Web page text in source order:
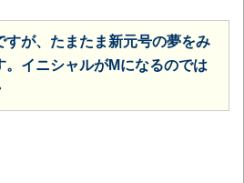
すが、たまたま新元号の夢をみ
。イニシャルがMになるのでは